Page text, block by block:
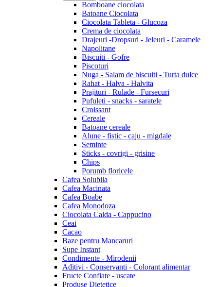
Bomboane ciocolata
Batoane Ciocolata
Ciocolata Tableta - Glucoza
Crema de ciocolata
Drajeuri -Dropsuri - Jeleuri - Caramele
Napolitane
Biscuiti - Gofre
Piscoturi
Nuga - Salam de biscuiti - Turta dulce
Rahat - Halva - Halvita
Prajituri - Rulade - Fursecuri
Pufuleti - snacks - saratele
Croissant
Cereale
Batoane cereale
Alune - fistic - caju - migdale
Seminte
Sticks - covrigi - grisine
Chips
Porumb floricele
Cafea Solubila
Cafea Macinata
Cafea Boabe
Cafea Monodoza
Ciocolata Calda - Cappucino
Ceai
Cacao
Baze pentru Mancaruri
Supe Instant
Condimente - Mirodenii
Aditivi - Conservanti - Colorant alimentar
Fructe Confiate - uscate
Produse Dietetice